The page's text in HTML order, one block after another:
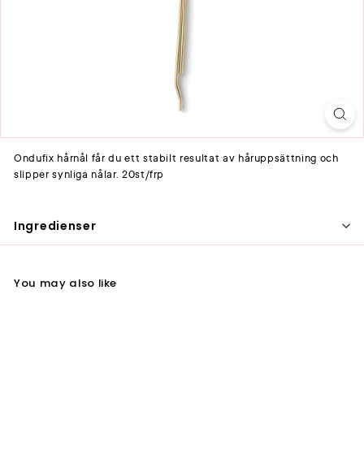
Ondufix hårnål får du ett stabilt resultat av håruppsättning och
slipper synliga nålar. 20st/frp
Ingredienser
You may also like